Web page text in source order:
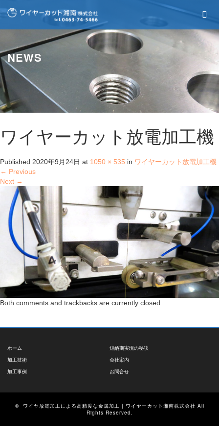
NEWS
ワイヤーカット放電加工機
Published 2020年9月24日 at 1050 × 535 in ワイヤーカット放電加工機
← Previous
Next →
Both comments and trackbacks are currently closed.
ホーム
加工技術
加工事例
短納期実現の秘訣
会社案内
お問合せ
© ワイヤ放電加工による高精度な金属加工 | ワイヤーカット湘南株式会社 All
Rights Reserved.